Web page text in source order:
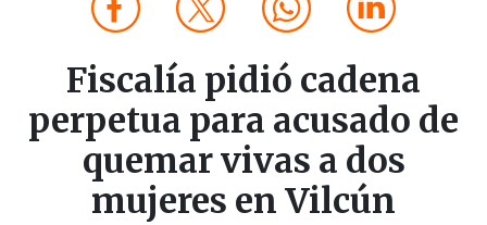
Fiscalía pidió cadena
perpetua para acusado de
quemar vivas a dos
mujeres en Vilcún